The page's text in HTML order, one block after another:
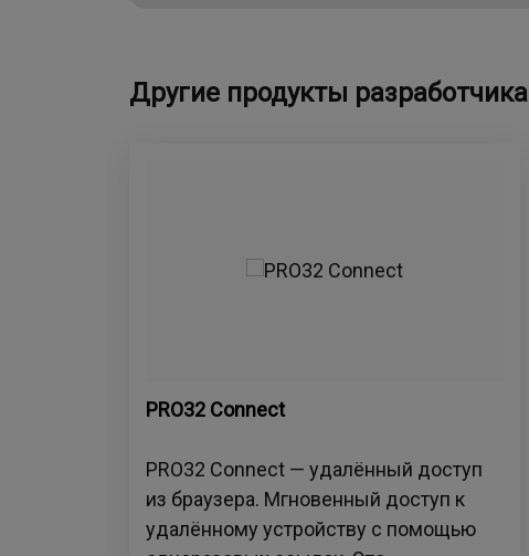
Другие продукты разработчика
PRO32 Connect
PRO32 Connect — удалённый доступ
из браузера. Мгновенный доступ к
удалённому устройству с помощью